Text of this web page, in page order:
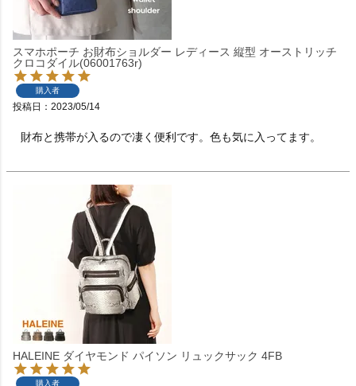
スマホポーチ お財布ショルダー レディース 縦型 オーストリッチ
クロコダイル(06001763r)
購入者
投稿日 2023/05/14
財布と携帯が入るので凄く便利です。色も気に入ってます。
HALEINE ダイヤモンド パイソン リュックサック 4FB
購入者